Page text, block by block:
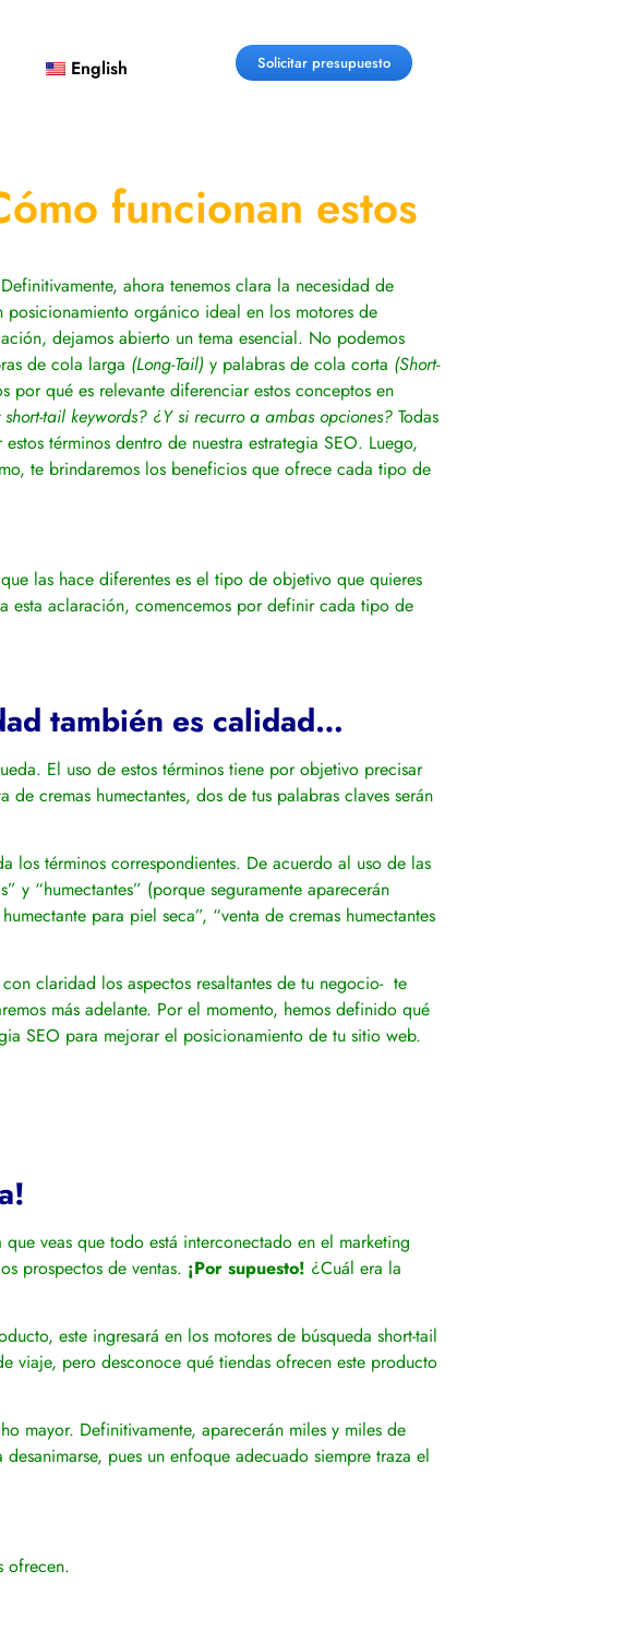
English Solicitar presupuesto
funcionan estos
ahora tenemos clara la necesidad de
orgánico ideal en los motores de
dejamos abierto un tema esencial. No podemos
de cola larga (Long-Tail) y palabras de cola corta (Short-
qué es relevante diferenciar estos conceptos en
tail keywords? ¿Y si recurro a ambas opciones? Todas
términos dentro de nuestra estrategia SEO. Luego,
te brindaremos los beneficios que ofrece cada tipo de
las hace diferentes es el tipo de objetivo que quieres
esta aclaración, comencemos por definir cada tipo de
también es calidad…
El uso de estos términos tiene por objetivo precisar
cremas humectantes, dos de tus palabras claves serán
los términos correspondientes. De acuerdo al uso de las
y “humectantes” (porque seguramente aparecerán
para piel seca”, “venta de cremas humectantes
claridad los aspectos resaltantes de tu negocio- te
más adelante. Por el momento, hemos definido qué
SEO para mejorar el posicionamiento de tu sitio web.
que veas que todo está interconectado en el marketing
prospectos de ventas. ¡Por supuesto! ¿Cuál era la
este ingresará en los motores de búsqueda short-tail
viaje, pero desconoce qué tiendas ofrecen este producto
mayor. Definitivamente, aparecerán miles y miles de
pues un enfoque adecuado siempre traza el
ofrecen.